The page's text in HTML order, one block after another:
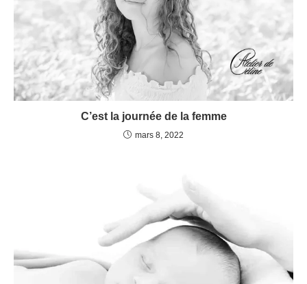
C’est la journée de la femme
mars 8, 2022